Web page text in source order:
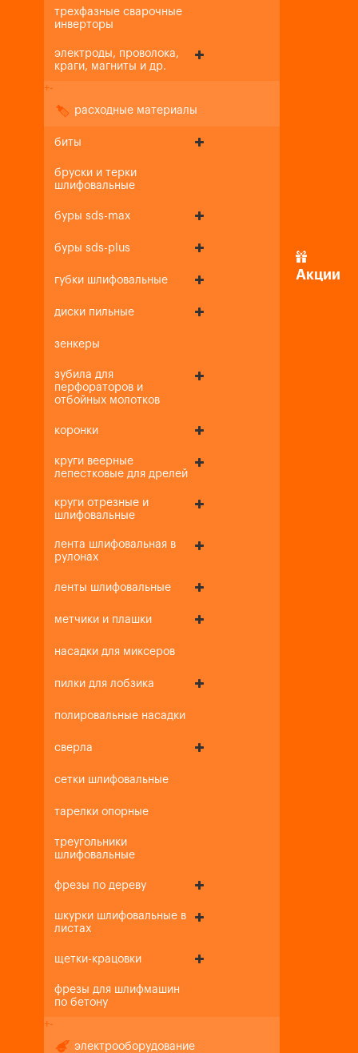
трехфазные сварочные
инверторы
электроды, проволока,
краги, магниты и др.
+-
расходные материалы
биты
бруски и терки
шлифовальные
буры sds-max
буры sds-plus
губки шлифовальные
диски пильные
зенкеры
зубила для
перфораторов и
отбойных молотков
коронки
круги веерные
лепестковые для дрелей
круги отрезные и
шлифовальные
лента шлифовальная в
рулонах
ленты шлифовальные
метчики и плашки
насадки для миксеров
пилки для лобзика
полировальные насадки
сверла
сетки шлифовальные
тарелки опорные
треугольники
шлифовальные
фрезы по дереву
шкурки шлифовальные в
листах
щетки-крацовки
фрезы для шлифмашин
по бетону
+-
электрооборудование
Акции